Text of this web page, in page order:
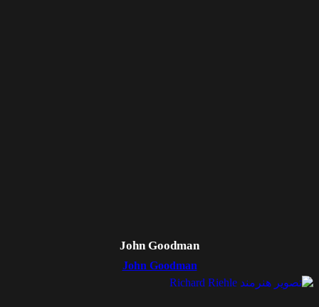
John Goodman
John Goodman